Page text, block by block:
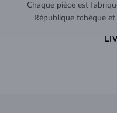
Chaque pièce est
République tchèque